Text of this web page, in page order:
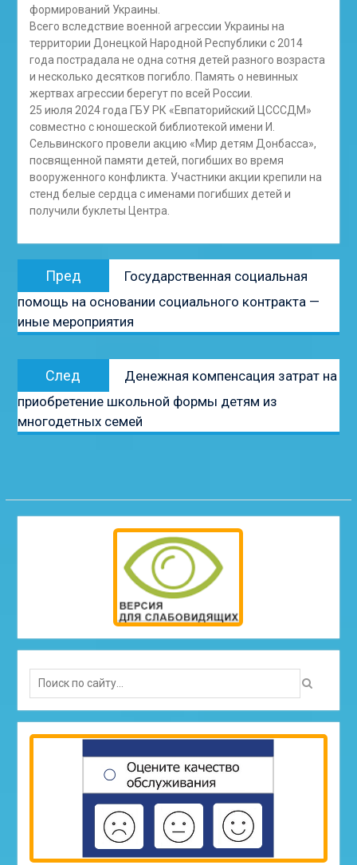
формирований Украины.
Всего вследствие военной агрессии Украины на
территории Донецкой Народной Республики с 2014
года пострадала не одна сотня детей разного возраста
и несколько десятков погибло. Память о невинных
жертвах агрессии берегут по всей России.
25 июля 2024 года ГБУ РК «Евпаторийский ЦСССДМ»
совместно с юношеской библиотекой имени И.
Сельвинского провели акцию «Мир детям Донбасса»,
посвященной памяти детей, погибших во время
вооруженного конфликта. Участники акции крепили на
стенд белые сердца с именами погибших детей и
получили буклеты Центра.
Навигация
записям
Пред
Предыдущая
запись:
Государственная социальная
помощь на основании социального контракта —
иные мероприятия
След
Следующая
запись:
Денежная компенсация затрат на
приобретение школьной формы детям из
многодетных семей
Search
for: